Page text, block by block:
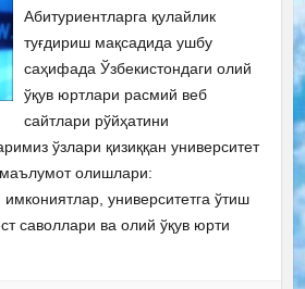
Абитуриентларга қулайлик
туғдириш мақсадида ушбу
саҳифада Ўзбекистондаги олий
ўқув юртлари расмий веб
сайтлари рўйҳатини
ўзлари қизиққан университет
маълумот олишлари:
университетга ўтиш
саволлари ва олий ўқув юрти